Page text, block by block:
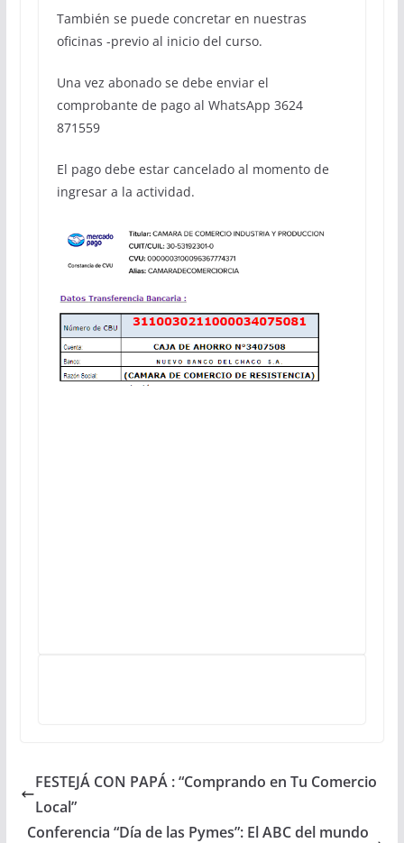
También se puede concretar en nuestras
oficinas -previo al inicio del curso.
Una vez abonado se debe enviar el
comprobante de pago al WhatsApp 3624
871559
El pago debe estar cancelado al momento de
ingresar a la actividad.
FESTEJÁ CON PAPÁ : “Comprando en Tu Comercio
Local”
Conferencia “Día de las Pymes”: El ABC del mundo